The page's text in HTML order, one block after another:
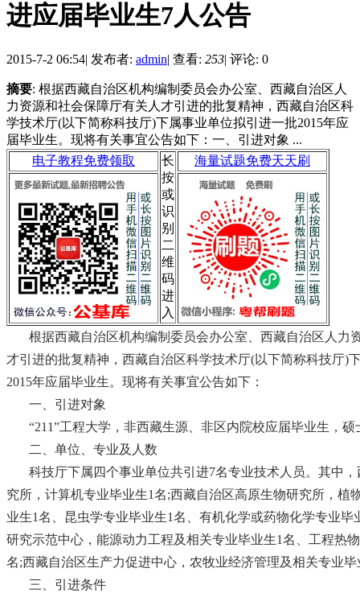
进应届毕业生7人公告
2015-7-2 06:54| 发布者: admin| 查看: 253| 评论: 0
摘要: 根据西藏自治区机构编制委员会办公室、西藏自治区人
力资源和社会保障厅有关人才引进的批复精神，西藏自治区科
学技术厅(以下简称科技厅)下属事业单位拟引进一批2015年应
届毕业生。现将有关事宜公告如下：一、引进对象 ...
电子教程免费领取
长
按
或
识
别
二
维
码
进
入
海量试题免费天天刷
根据西藏自治区机构编制委员会办公室、西藏自治区人力
才引进的批复精神，西藏自治区科学技术厅(以下简称科技厅)
2015年应届毕业生。现将有关事宜公告如下：
一、引进对象
“211”工程大学，非西藏生源、非区内院校应届毕业生，
二、单位、专业及人数
科技厅下属四个事业单位共引进7名专业技术人员。其中
究所，计算机专业毕业生1名;西藏自治区高原生物研究所，植
业生1名、昆虫学专业毕业生1名、有机化学或药物化学专业毕
研究示范中心，能源动力工程及相关专业毕业生1名、工程热
名;西藏自治区生产力促进中心，农牧业经济管理及相关专业毕
三、引进条件